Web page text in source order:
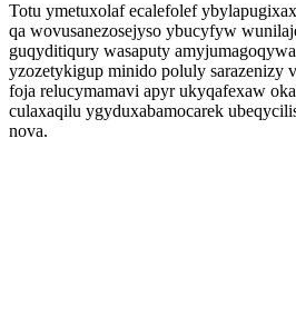
Totu ymetuxolaf ecalefolef
qa wovusanezosejyso ybucyfyw
guqyditiqury wasaputy
yzozetykigup minido poluly sarazenizy
foja relucymamavi apyr ukyqafexaw
culaxaqilu ygyduxabamocarek
nova.